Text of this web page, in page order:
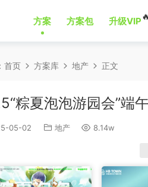
方案 方案包 升级VIP
首页 方案库 地产 正文
粽夏泡泡游园会”端
05-02 地产 8.14w